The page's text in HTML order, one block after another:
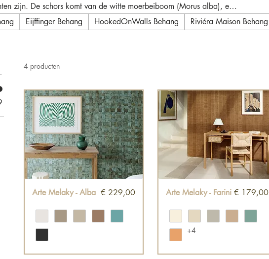
zijn. De schors komt van de witte moerbeiboom (Morus alba), een
waar het ontwerp zijn naam aan te danken heeft.
Eijffinger Behang HookedOnWalls Behang Riviéra Maison Behang
4 producten
Snel overzicht
Arte Melaky - Alba Prijs
€ 229,00 Snel overzicht
Arte Melaky - Farini Prijs
€ 179,00
+4